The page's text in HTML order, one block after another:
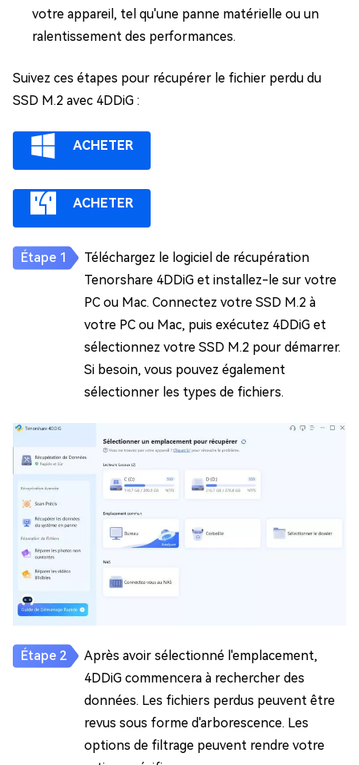
votre appareil, tel qu'une panne matérielle ou un
ralentissement des performances.
Suivez ces étapes pour récupérer le fichier perdu du
SSD M.2 avec 4DDiG :
ACHETER
ACHETER
Téléchargez le logiciel de récupération
Tenorshare 4DDiG et installez-le sur votre
PC ou Mac. Connectez votre SSD M.2 à
votre PC ou Mac, puis exécutez 4DDiG et
sélectionnez votre SSD M.2 pour démarrer.
Si besoin, vous pouvez également
sélectionner les types de fichiers.
Après avoir sélectionné l'emplacement,
4DDiG commencera à rechercher des
données. Les fichiers perdus peuvent être
revus sous forme d'arborescence. Les
options de filtrage peuvent rendre votre